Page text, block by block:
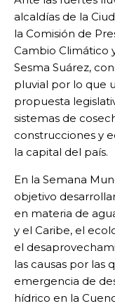
alcaldías de la
la Comisión de
Cambio Climático
Sesma Suárez,
pluvial por lo que
propuesta
sistemas de
construcciones y
la capital del país.
En la Semana
objetivo
en materia de
y el Caribe, el
el
las causas por las
emergencia de
hídrico en la